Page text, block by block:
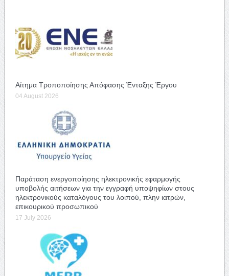
Αίτημα Τροποποίησης Απόφασης Ένταξης Έργου
04 August 2026
Παράταση ενεργοποίησης ηλεκτρονικής εφαρμογής
υποβολής αιτήσεων για την εγγραφή υποψηφίων στους
ηλεκτρονικούς καταλόγους του λοιπού, πλην ιατρών,
επικουρικού προσωπικού
17 July 2026